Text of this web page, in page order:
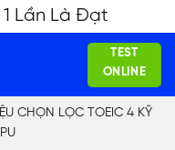
1 Lần Là Đạt
TEST
ONLINE
CHỌN LỌC TOEIC 4 KỸ